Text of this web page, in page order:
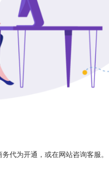
代为开通，或在网站咨询客服。